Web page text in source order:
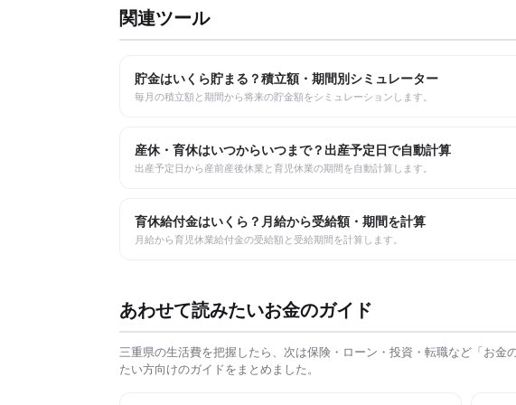
関連ツール
貯金はいくら貯まる？積立額・期間別シミュレーター
毎月の積立額と期間から将来の貯金額をシミュレーションします。
産休・育休はいつからいつまで？出産予定日で自動計算
出産予定日から産前産後休業と育児休業の期間を自動計算します。
育休給付金はいくら？月給から受給額・期間を計算
月給から育児休業給付金の受給額と受給期間を計算します。
あわせて読みたいお金のガイド
三重県の生活費を把握したら、次は保険・ローン・投資・転職など「お
たい方向けのガイドをまとめました。